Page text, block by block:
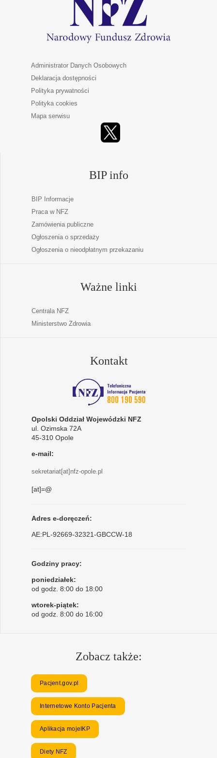
Administrator Danych Osobowych
Deklaracja dostępności
Polityka prywatności
Polityka cookies
Mapa serwisu
BIP info
BIP Informacje
Praca w NFZ
Zamówienia publiczne
Ogłoszenia o sprzedaży
Ogłoszenia o nieodpłatnym przekazaniu
Ważne linki
Centrala NFZ
Ministerstwo Zdrowia
Kontakt
Opolski Oddział Wojewódzki NFZ
ul. Ozimska 72A
45-310 Opole
e-mail:
sekretariat[at]nfz-opole.pl
[at]=@
Adres e-doręczeń:
AE:PL-92669-32321-GBCCW-18
Godziny pracy:
poniedziałek:
od godz. 8:00 do 18:00
wtorek-piątek:
od godz. 8:00 do 16:00
Zobacz także:
Pacjent.gov.pl
Internetowe Konto Pacjenta
Aplikacja mojeIKP
Diety NFZ